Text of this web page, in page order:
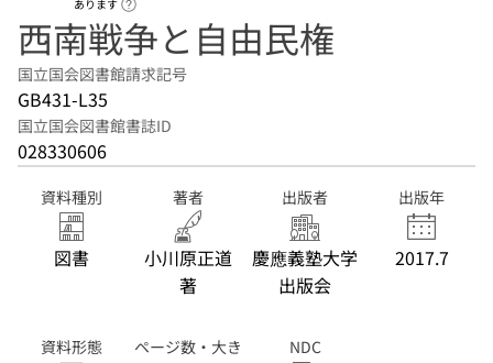
あります
西南戦争と自由民権
国立国会図書館請求記号
GB431-L35
国立国会図書館書誌ID
028330606
資料種別
図書
著者
小川原正道
著
出版者
慶應義塾大学
出版会
出版年
2017.7
資料形態
ページ数・大き
NDC